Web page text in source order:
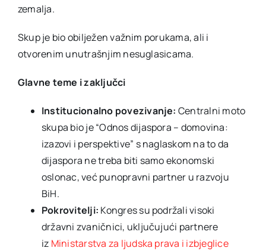
zemalja.
Skup je bio obilježen važnim porukama, ali i
otvorenim unutrašnjim nesuglasicama.
Glavne teme i zaključci
Institucionalno povezivanje: Centralni moto
skupa bio je “Odnos dijaspora – domovina:
izazovi i perspektive” s naglaskom na to da
dijaspora ne treba biti samo ekonomski
oslonac, već punopravni partner u razvoju
BiH.
Pokrovitelji: Kongres su podržali visoki
državni zvaničnici, uključujući partnere
iz Ministarstva za ljudska prava i izbjeglice